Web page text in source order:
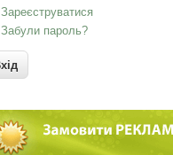
Зареєструватися
Забули пароль?